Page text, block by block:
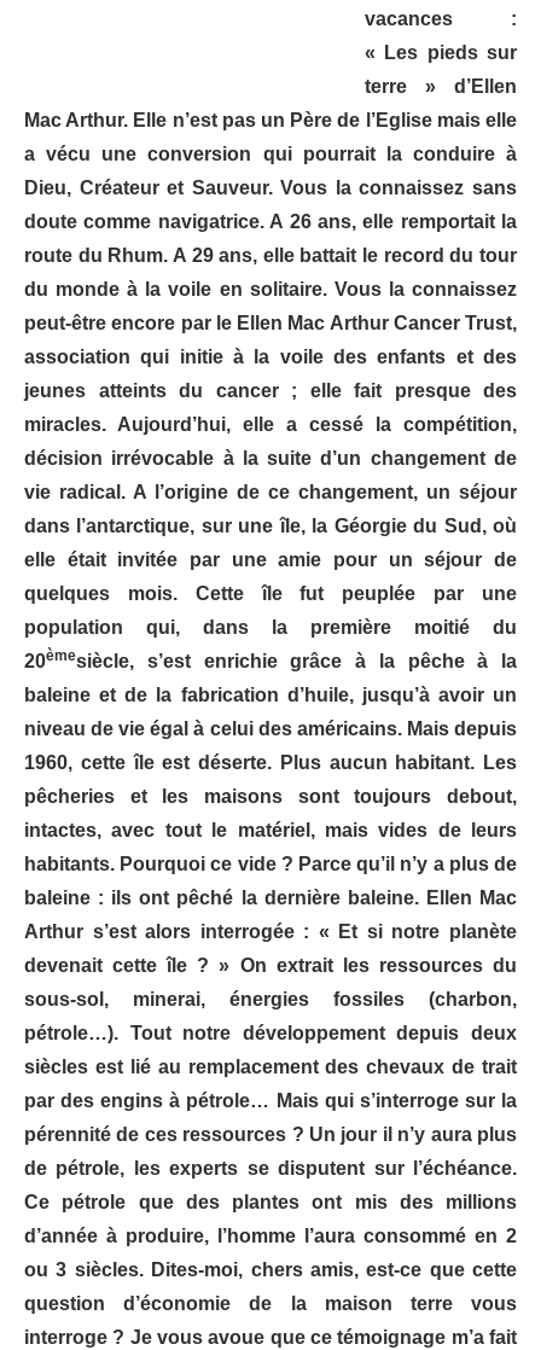
vacances :
« Les pieds sur
terre » d’Ellen
Mac Arthur. Elle n’est pas un Père de l’Eglise mais elle
a vécu une conversion qui pourrait la conduire à
Dieu, Créateur et Sauveur. Vous la connaissez sans
doute comme navigatrice. A 26 ans, elle remportait la
route du Rhum. A 29 ans, elle battait le record du tour
du monde à la voile en solitaire. Vous la connaissez
peut-être encore par le Ellen Mac Arthur Cancer Trust,
association qui initie à la voile des enfants et des
jeunes atteints du cancer ; elle fait presque des
miracles. Aujourd’hui, elle a cessé la compétition,
décision irrévocable à la suite d’un changement de
vie radical. A l’origine de ce changement, un séjour
dans l’antarctique, sur une île, la Géorgie du Sud, où
elle était invitée par une amie pour un séjour de
quelques mois. Cette île fut peuplée par une
population qui, dans la première moitié du
20èmesiècle, s’est enrichie grâce à la pêche à la
baleine et de la fabrication d’huile, jusqu’à avoir un
niveau de vie égal à celui des américains. Mais depuis
1960, cette île est déserte. Plus aucun habitant. Les
pêcheries et les maisons sont toujours debout,
intactes, avec tout le matériel, mais vides de leurs
habitants. Pourquoi ce vide ? Parce qu’il n’y a plus de
baleine : ils ont pêché la dernière baleine. Ellen Mac
Arthur s’est alors interrogée : « Et si notre planète
devenait cette île ? » On extrait les ressources du
sous-sol, minerai, énergies fossiles (charbon,
pétrole…). Tout notre développement depuis deux
siècles est lié au remplacement des chevaux de trait
par des engins à pétrole… Mais qui s’interroge sur la
pérennité de ces ressources ? Un jour il n’y aura plus
de pétrole, les experts se disputent sur l’échéance.
Ce pétrole que des plantes ont mis des millions
d’année à produire, l’homme l’aura consommé en 2
ou 3 siècles. Dites-moi, chers amis, est-ce que cette
question d’économie de la maison terre vous
interroge ? Je vous avoue que ce témoignage m’a fait